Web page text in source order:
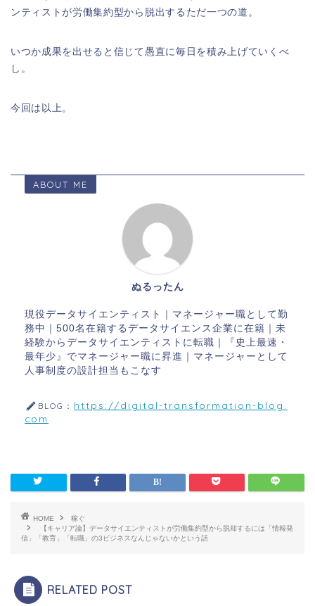
ンティストが労働集約型から脱出するただ一つの道。
いつか成果を出せると信じて愚直に毎日を積み上げていくべ
し。
今回は以上。
ABOUT ME
ぬるったん
現役データサイエンティスト｜マネージャー職として勤
務中｜500名在籍するデータサイエンス企業に在籍｜未
経験からデータサイエンティストに転職｜『史上最速・
最年少』でマネージャー職に昇進｜マネージャーとして
人事制度の設計担当もこなす
BLOG： https://digital-transformation-blog.
com
HOME
稼ぐ
【キャリア論】データサイエンティストが労働集約型から脱却するには「情報発
信」「教育」「転職」の3ビジネスなんじゃないかという話
RELATED POST